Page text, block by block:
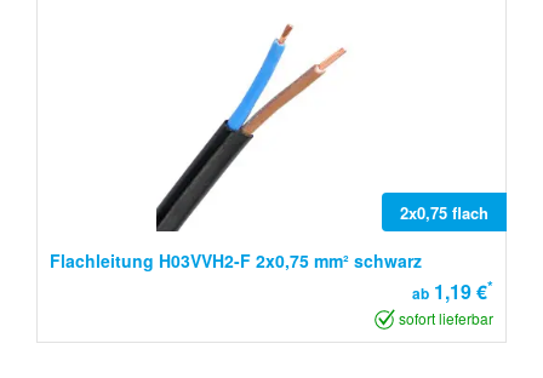
2x0,75 flach
Flachleitung H03VVH2-F 2x0,75 mm² schwarz
ab 1,19 €*
sofort lieferbar